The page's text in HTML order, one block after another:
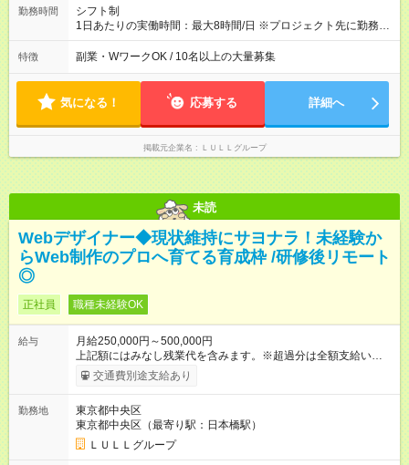
績賞与あり ◤スキルアップも、収入アップも。◢ 入社後の成長
や頑張りは、しっかり給与で還元しています。 実際にほぼ全員
上アップした社員も。 エンジニアへの還元率は業界高水準の
87％。 スキルを磨いた分だけ、収入アップも目指せる環境で
す！ 【試用期間】試用期間あり 試用期間の長さ：6ヶ月 ※ 雇用
形態と給与に、本採用時と異なる部分があります。 雇用形態：
中途採用（契約社員） 給与：月給 230,000円以上 上記額にはみ
なし残業代を含みます。※超過分は全額支給いたします。 みな
別途支給いたします ※研修期間中（最大12ヶ月間）も、試用期
勤務時間
シフト制
1日あたりの実働時間：最大8時間/日 ※プロジェクト先に勤務時
間は異なります 【シフト例】 ・10時00分～19時00分 ・9時00
分～18時00分 平均残業時間：月10時間以内
特徴 副業・WワークOK / 10名以上の大量募集
気になる！ 応募する 詳細へ
掲載元企業名 ＬＵＬＬグループ
未読
Webデザイナー◆現状維持にサヨナラ！未経験か
らWeb制作のプロへ育てる育成枠 /研修後リモート
◎
正社員 職種未経験OK
給与
月給250,000円～500,000円
上記額にはみなし残業代を含みます。※超過分は全額支給いたし
ます。 みなし残業代 21,675円／月 みなし残業時間 12時間／月 -
------------------------------------------------------- ≪経験者の方は以下と
万円～＋業績賞与＋交通費＋各種手当 ※固定残業代（30時間/6
万6，610円分）を含む。超過分は追加支給いたします 能力やス
キルを考慮し初任給を決定。経験者の方は前給考慮も可能で
す！ ◎昇給年1回（研修終了後） ◎賞与年2回（2月・8月）＋業
交通費別途支給あり
勤務地
東京都中央区
東京都中央区（最寄り駅：日本橋駅）
ＬＵＬＬグループ